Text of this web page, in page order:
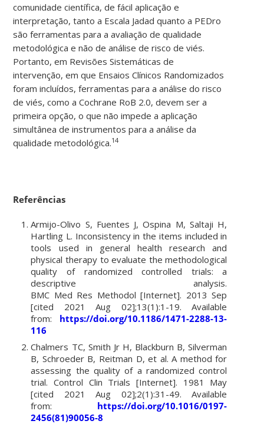
comunidade científica, de fácil aplicação e
interpretação, tanto a Escala Jadad quanto a PEDro
são ferramentas para a avaliação de qualidade
metodológica e não de análise de risco de viés.
Portanto, em Revisões Sistemáticas de
intervenção, em que Ensaios Clínicos Randomizados
foram incluídos, ferramentas para a análise do risco
de viés, como a Cochrane RoB 2.0, devem ser a
primeira opção, o que não impede a aplicação
simultânea de instrumentos para a análise da
qualidade metodológica.14
Referências
Armijo-Olivo S, Fuentes J, Ospina M, Saltaji H,
Hartling L. Inconsistency in the items included in
tools used in general health research and
physical therapy to evaluate the methodological
quality of randomized controlled trials: a
descriptive analysis.
BMC Med Res Methodol [Internet]. 2013 Sep
[cited 2021 Aug 02];13(1):1-19. Available
from: https://doi.org/10.1186/1471-2288-13-
116
Chalmers TC, Smith Jr H, Blackburn B, Silverman
B, Schroeder B, Reitman D, et al. A method for
assessing the quality of a randomized control
trial. Control Clin Trials [Internet]. 1981 May
[cited 2021 Aug 02];2(1):31-49. Available
from: https://doi.org/10.1016/0197-
2456(81)90056-8